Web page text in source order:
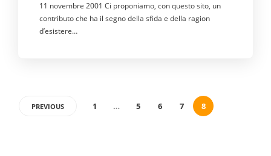
11 novembre 2001 Ci proponiamo, con questo sito, un
contributo che ha il segno della sfida e della ragion
d’esistere…
PREVIOUS 1 … 5 6 7 8